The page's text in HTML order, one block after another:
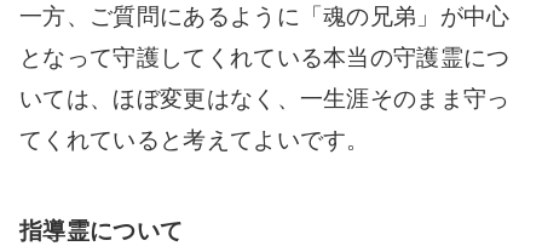
一方、ご質問にあるように「魂の兄弟」が中心
となって守護してくれている本当の守護霊につ
いては、ほぼ変更はなく、一生涯そのまま守っ
てくれていると考えてよいです。
指導霊について